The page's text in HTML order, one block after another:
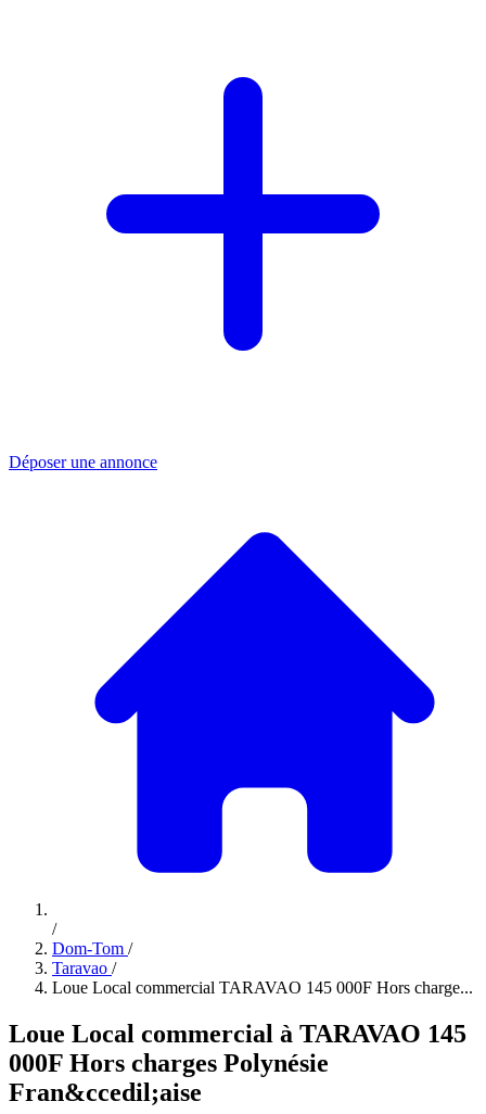
Déposer une annonce
/
Dom-Tom /
Taravao /
Loue Local commercial TARAVAO 145 000F Hors charge...
Loue Local commercial à TARAVAO 145
000F Hors charges Polynésie
Fran&ccedil;aise